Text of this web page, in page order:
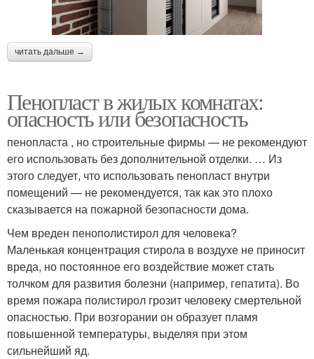
читать дальше →
Пенопласт в жилых комнатах:
опасность или безопасность
пенопласта , но строительные фирмы — не рекомендуют
его использовать без дополнительной отделки. … Из
этого следует, что использовать пенопласт внутри
помещений — не рекомендуется, так как это плохо
сказывается на пожарной безопасности дома.
Чем вреден пенополистирол для человека?
Маленькая концентрация стирола в воздухе не приносит
вреда, но постоянное его воздействие может стать
толчком для развития болезни (например, гепатита). Во
время пожара полистирол грозит человеку смертельной
опасностью. При возгорании он образует пламя
повышенной температуры, выделяя при этом
сильнейший яд.